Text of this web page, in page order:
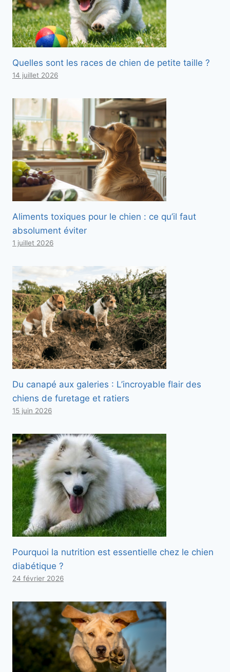
Quelles sont les races de chien de petite taille ?
14 juillet 2026
Aliments toxiques pour le chien : ce qu’il faut
absolument éviter
1 juillet 2026
Du canapé aux galeries : L’incroyable flair des
chiens de furetage et ratiers
15 juin 2026
Pourquoi la nutrition est essentielle chez le chien
diabétique ?
24 février 2026